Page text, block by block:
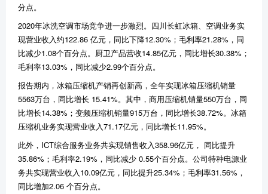
分点。
2020年冰洗空调市场竞争进一步激烈。四川长虹冰箱、空调业务实
现营业收入约122.86 亿元，同比下降12.30%；毛利率21.28%，同
比减少1.08个百分点。厨卫产品营收14.85亿元，同比增长30.38%；
毛利率13.03%，同比减少2.99个百分点。
报告期内，冰箱压缩机产销再创新高，全年实现冰箱压缩机销量
5563万台，同比增长 15.41%。其中，商用压缩机销量550万台，同
比增长14.38%；变频压缩机销量915万台，同比增长38.72%。冰箱
压缩机业务实现营业收入71.17亿元，同比增长11.95%。
此外，ICT综合服务业务共实现销售收入358.96亿元， 同比提升
35.86%；毛利率2.19%，同比减少 0.55个百分点。公司特种电源业
务共实现营业收入10.09亿元，同比提升25.34%；毛利率31.56%，
同比增加2.06 个百分点。